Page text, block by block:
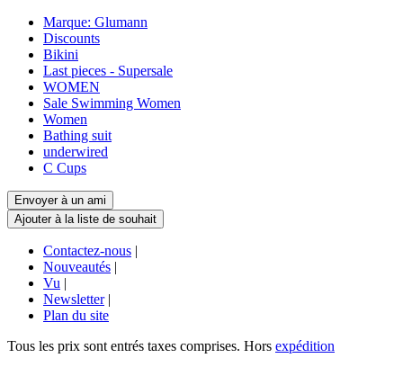
Marque: Glumann
Discounts
Bikini
Last pieces - Supersale
WOMEN
Sale Swimming Women
Women
Bathing suit
underwired
C Cups
Contactez-nous |
Nouveautés |
Vu |
Newsletter |
Plan du site
Tous les prix sont entrés taxes comprises. Hors expédition